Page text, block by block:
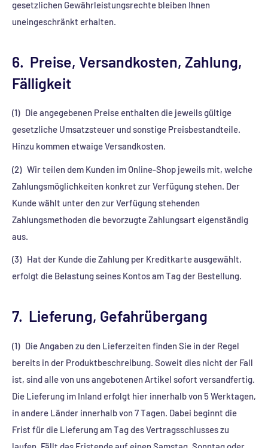
gesetzlichen Gewährleistungsrechte bleiben Ihnen
uneingeschränkt erhalten.
6. Preise, Versandkosten, Zahlung,
Fälligkeit
(1) Die angegebenen Preise enthalten die jeweils gültige
gesetzliche Umsatzsteuer und sonstige Preisbestandteile.
Hinzu kommen etwaige Versandkosten.
(2) Wir teilen dem Kunden im Online-Shop jeweils mit, welche
Zahlungsmöglichkeiten konkret zur Verfügung stehen. Der
Kunde wählt unter den zur Verfügung stehenden
Zahlungsmethoden die bevorzugte Zahlungsart eigenständig
aus.
(3) Hat der Kunde die Zahlung per Kreditkarte ausgewählt,
erfolgt die Belastung seines Kontos am Tag der Bestellung.
7. Lieferung, Gefahrübergang
(1) Die Angaben zu den Lieferzeiten finden Sie in der Regel
bereits in der Produktbeschreibung. Soweit dies nicht der Fall
ist, sind alle von uns angebotenen Artikel sofort versandfertig.
Die Lieferung im Inland erfolgt hier innerhalb von 5 Werktagen,
in andere Länder innerhalb von 7 Tagen. Dabei beginnt die
Frist für die Lieferung am Tag des Vertragsschlusses zu